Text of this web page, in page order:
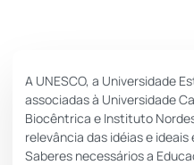
A UNESCO, a Universidade
associadas à Universidade
Biocêntrica e Instituto
relevância das idéias e
Saberes necessários a